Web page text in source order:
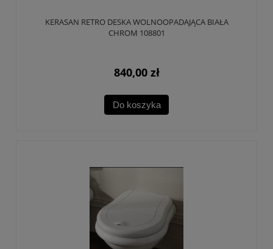
KERASAN RETRO DESKA WOLNOOPADAJĄCA BIAŁA
CHROM 108801
840,00 zł
Do koszyka